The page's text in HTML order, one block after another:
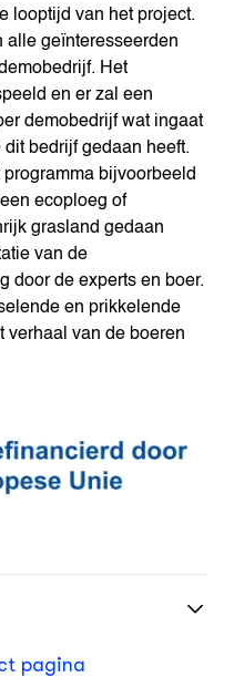
looptijd van het project.
alle geïnteresseerden
Het
en er zal een
demobedrijf wat ingaat
bedrijf gedaan heeft.
bijvoorbeeld
ecoploeg of
grasland gedaan
van de
door de experts en boer.
en prikkelende
verhaal van de boeren
pagina